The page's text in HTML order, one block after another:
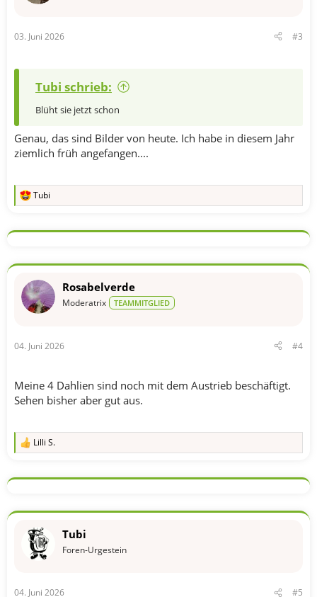
03. Juni 2026 #3
Tubi schrieb:
Blüht sie jetzt schon
Genau, das sind Bilder von heute. Ich habe in diesem Jahr
ziemlich früh angefangen....
R
k
o
e
n
Tubi
Rosabelverde
Moderatrix TEAMMITGLIED
04. Juni 2026 #4
Meine 4 Dahlien sind noch mit dem Austrieb beschäftigt.
Sehen bisher aber gut aus.
R
k
o
Lilli S.
Tubi
Foren-Urgestein
04. Juni 2026 #5